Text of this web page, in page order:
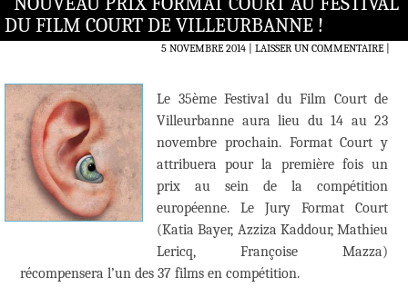
DU FILM COURT DE VILLEURBANNE !
5 NOVEMBRE 2014 LAISSER UN COMMENTAIRE|
Le 35ème Festival du Film Court de
Villeurbanne aura lieu du 14 au 23
novembre prochain. Format Court y
attribuera pour la première fois un
prix au sein de la compétition
européenne. Le Jury Format Court
(Katia Bayer, Azziza Kaddour, Mathieu
Lericq, Françoise Mazza)
récompensera l’un des 37 films en compétition.